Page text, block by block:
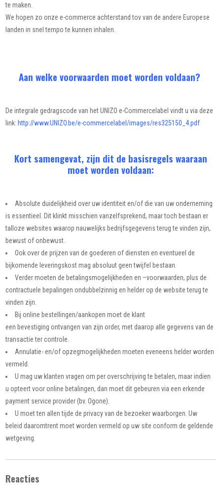
te maken.
We hopen zo onze e-commerce achterstand tov van de andere Europese
landen in snel tempo te kunnen inhalen.
Aan welke voorwaarden moet worden voldaan?
De integrale gedragscode van het UNIZO e-Commercelabel vindt u via deze
link: http://www.UNIZO.be/e-commercelabel/images/res325150_4.pdf
Kort samengevat, zijn dit de basisregels waaraan
moet worden voldaan:
Absolute duidelijkheid over uw identiteit en/of die van uw onderneming
is essentieel. Dit klinkt misschien vanzelfsprekend, maar toch bestaan er
talloze websites waarop nauwelijks bedrijfsgegevens terug te vinden zijn,
bewust of onbewust.
Ook over de prijzen van de goederen of diensten en eventueel de
bijkomende leveringskost mag absoluut geen twijfel bestaan.
Verder moeten de betalingsmogelijkheden en –voorwaarden, plus de
contractuele bepalingen ondubbelzinnig en helder op de website terug te
vinden zijn.
Bij online bestellingen/aankopen moet de klant
een bevestiging ontvangen van zijn order, met daarop alle gegevens van de
transactie ter controle.
Annulatie- en/of opzegmogelijkheden moeten eveneens helder worden
vermeld.
U mag uw klanten vragen om per overschrijving te betalen, maar indien
u opteert voor online betalingen, dan moet dit gebeuren via een erkende
payment service provider (bv. Ogone).
U moet ten allen tijde de privacy van de bezoeker waarborgen. Uw
beleid daaromtrent moet worden vermeld op uw site conform de geldende
wetgeving.
Reacties